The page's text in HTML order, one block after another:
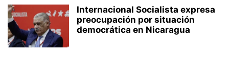
Internacional Socialista expresa
preocupación por situación
democrática en Nicaragua